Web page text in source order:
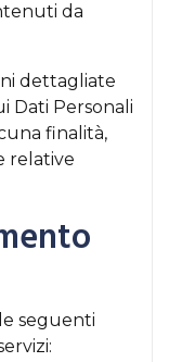
da
dettagliate
Dati Personali
finalità,
relative
seguenti